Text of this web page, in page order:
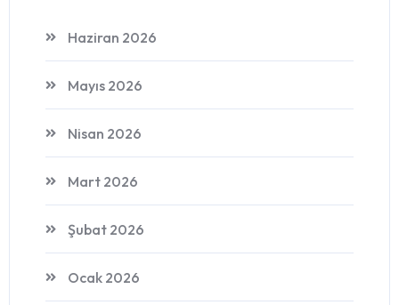
Haziran 2026
Mayıs 2026
Nisan 2026
Mart 2026
Şubat 2026
Ocak 2026